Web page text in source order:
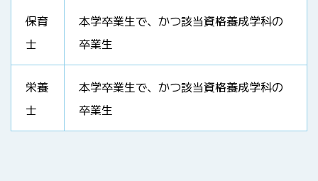
保育
士
本学卒業生で、かつ該当資格養成学科の
卒業生
栄養
士
本学卒業生で、かつ該当資格養成学科の
卒業生